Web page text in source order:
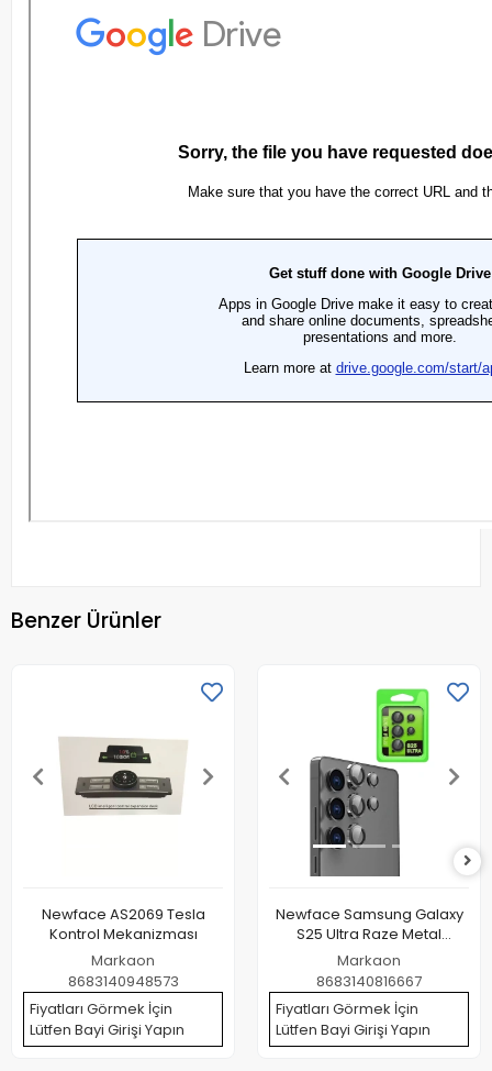
Benzer Ürünler
Newface AS2069 Tesla
Kontrol Mekanizması
Markaon
8683140948573
Fiyatları Görmek İçin
Lütfen Bayi Girişi Yapın
Newface Samsung Galaxy
S25 Ultra Raze Metal
Kamera Lens - Siyah
Markaon
8683140816667
Fiyatları Görmek İçin
Lütfen Bayi Girişi Yapın